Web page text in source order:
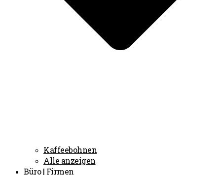
Kaffeebohnen
Alle anzeigen
Büro | Firmen